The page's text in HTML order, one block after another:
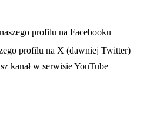
w nowej karcieprofilu na Facebooku
profilu na X (dawniej Twitter)
w nowej karcie
kanał w serwisie YouTube